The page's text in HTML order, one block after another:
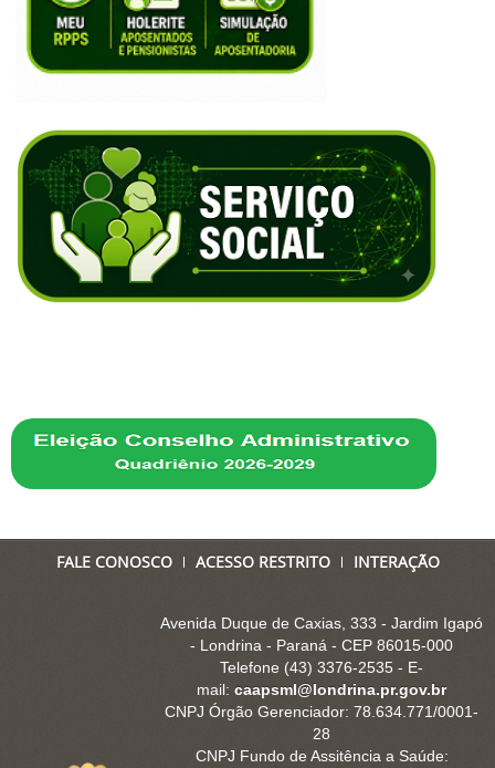
FALE CONOSCO ACESSO RESTRITO INTERAÇÃO
Avenida Duque de Caxias, 333 - Jardim Igapó
- Londrina - Paraná - CEP 86015-000
Telefone (43) 3376-2535 - E-
mail: caapsml@londrina.pr.gov.br
CNPJ Órgão Gerenciador: 78.634.771/0001-
28
CNPJ Fundo de Assitência a Saúde: